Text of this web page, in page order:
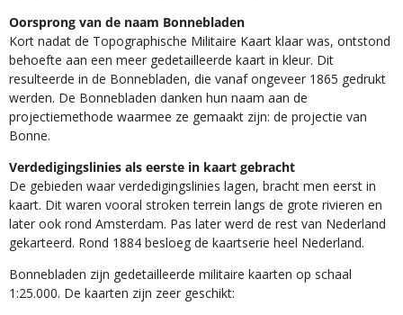
Oorsprong van de naam Bonnebladen
Kort nadat de Topographische Militaire Kaart klaar was, ontstond
behoefte aan een meer gedetailleerde kaart in kleur. Dit
resulteerde in de Bonnebladen, die vanaf ongeveer 1865 gedrukt
werden. De Bonnebladen danken hun naam aan de
projectiemethode waarmee ze gemaakt zijn: de projectie van
Bonne.
Verdedigingslinies als eerste in kaart gebracht
De gebieden waar verdedigingslinies lagen, bracht men eerst in
kaart. Dit waren vooral stroken terrein langs de grote rivieren en
later ook rond Amsterdam. Pas later werd de rest van Nederland
gekarteerd. Rond 1884 besloeg de kaartserie heel Nederland.
Bonnebladen zijn gedetailleerde militaire kaarten op schaal
1:25.000. De kaarten zijn zeer geschikt:​